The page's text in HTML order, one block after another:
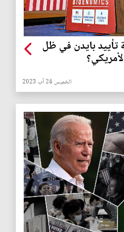
تأييد بايدن في ظل
الخميس 24 آب 2023